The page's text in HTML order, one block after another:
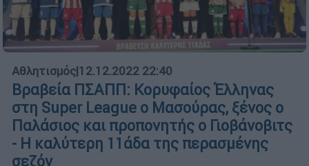
Αθλητισμός|12.12.2022 22:40
Βραβεία ΠΣΑΠΠ: Κορυφαίος Έλληνας
στη Super League ο Μασούρας, ξένος ο
Παλάσιος και προπονητής ο Γιοβάνοβιτς
- Η καλύτερη 11άδα της περασμένης
σεζόν